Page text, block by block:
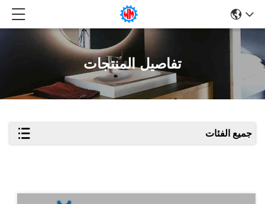
تفاصيل المنتجات
جميع الفئات